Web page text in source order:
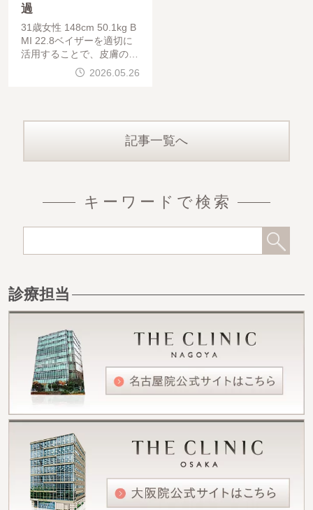
過
31歳女性 148cm 50.1kg B
MI 22.8ベイザーを適切に
活用することで、皮膚の引
き締めを図ることが出来ま
す。吸引脂肪量が多かった
2026.05.26
記事一覧へ
キーワードで検索
診療担当